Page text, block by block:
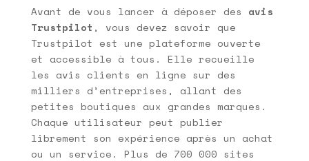
Avant de vous lancer à déposer des avis
Trustpilot , vous devez savoir que
Trustpilot est une plateforme ouverte
et accessible à tous. Elle recueille
les avis clients en ligne sur des
milliers d’entreprises, allant des
petites boutiques aux grandes marques.
Chaque utilisateur peut publier
librement son expérience après un achat
ou un service. Plus de 700 000 sites